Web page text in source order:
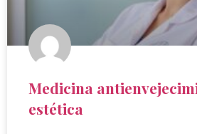
Medicina
estética